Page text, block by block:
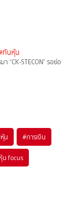
ทันหุ้น
“CK-STECON” รอย่อ
หุ้น #การเงิน
น focus